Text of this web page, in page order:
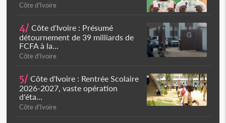
Côte d'Ivoire
4/ Côte d'Ivoire : Présumé
détournement de 39 milliards de
FCFA à la...
Côte d'Ivoire
5/ Côte d'Ivoire : Rentrée Scolaire
2026-2027, vaste opération
d'éta...
Côte d'Ivoire